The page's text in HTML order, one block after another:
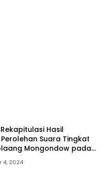
Hasil
Suara Tingkat
Mongondow pada
4, 2024